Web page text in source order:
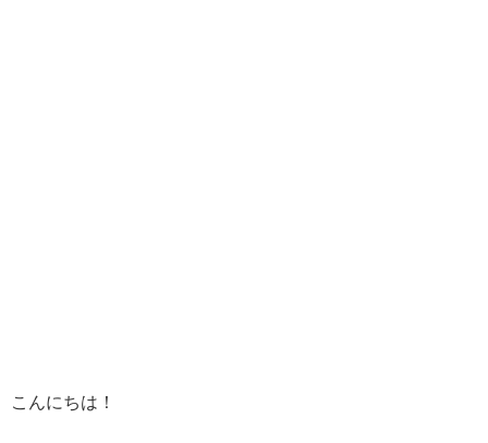
こんにちは！